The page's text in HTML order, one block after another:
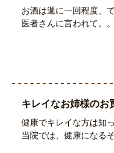
お酒は週に一回程度、
医者さんに言われて。
キレイなお姉様のお
健康でキレイな方は知
当院では、健康になる